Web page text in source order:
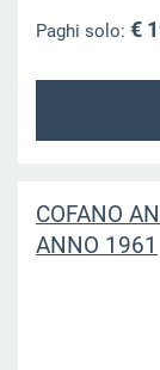
Paghi solo: €
COFANO
ANNO 1961